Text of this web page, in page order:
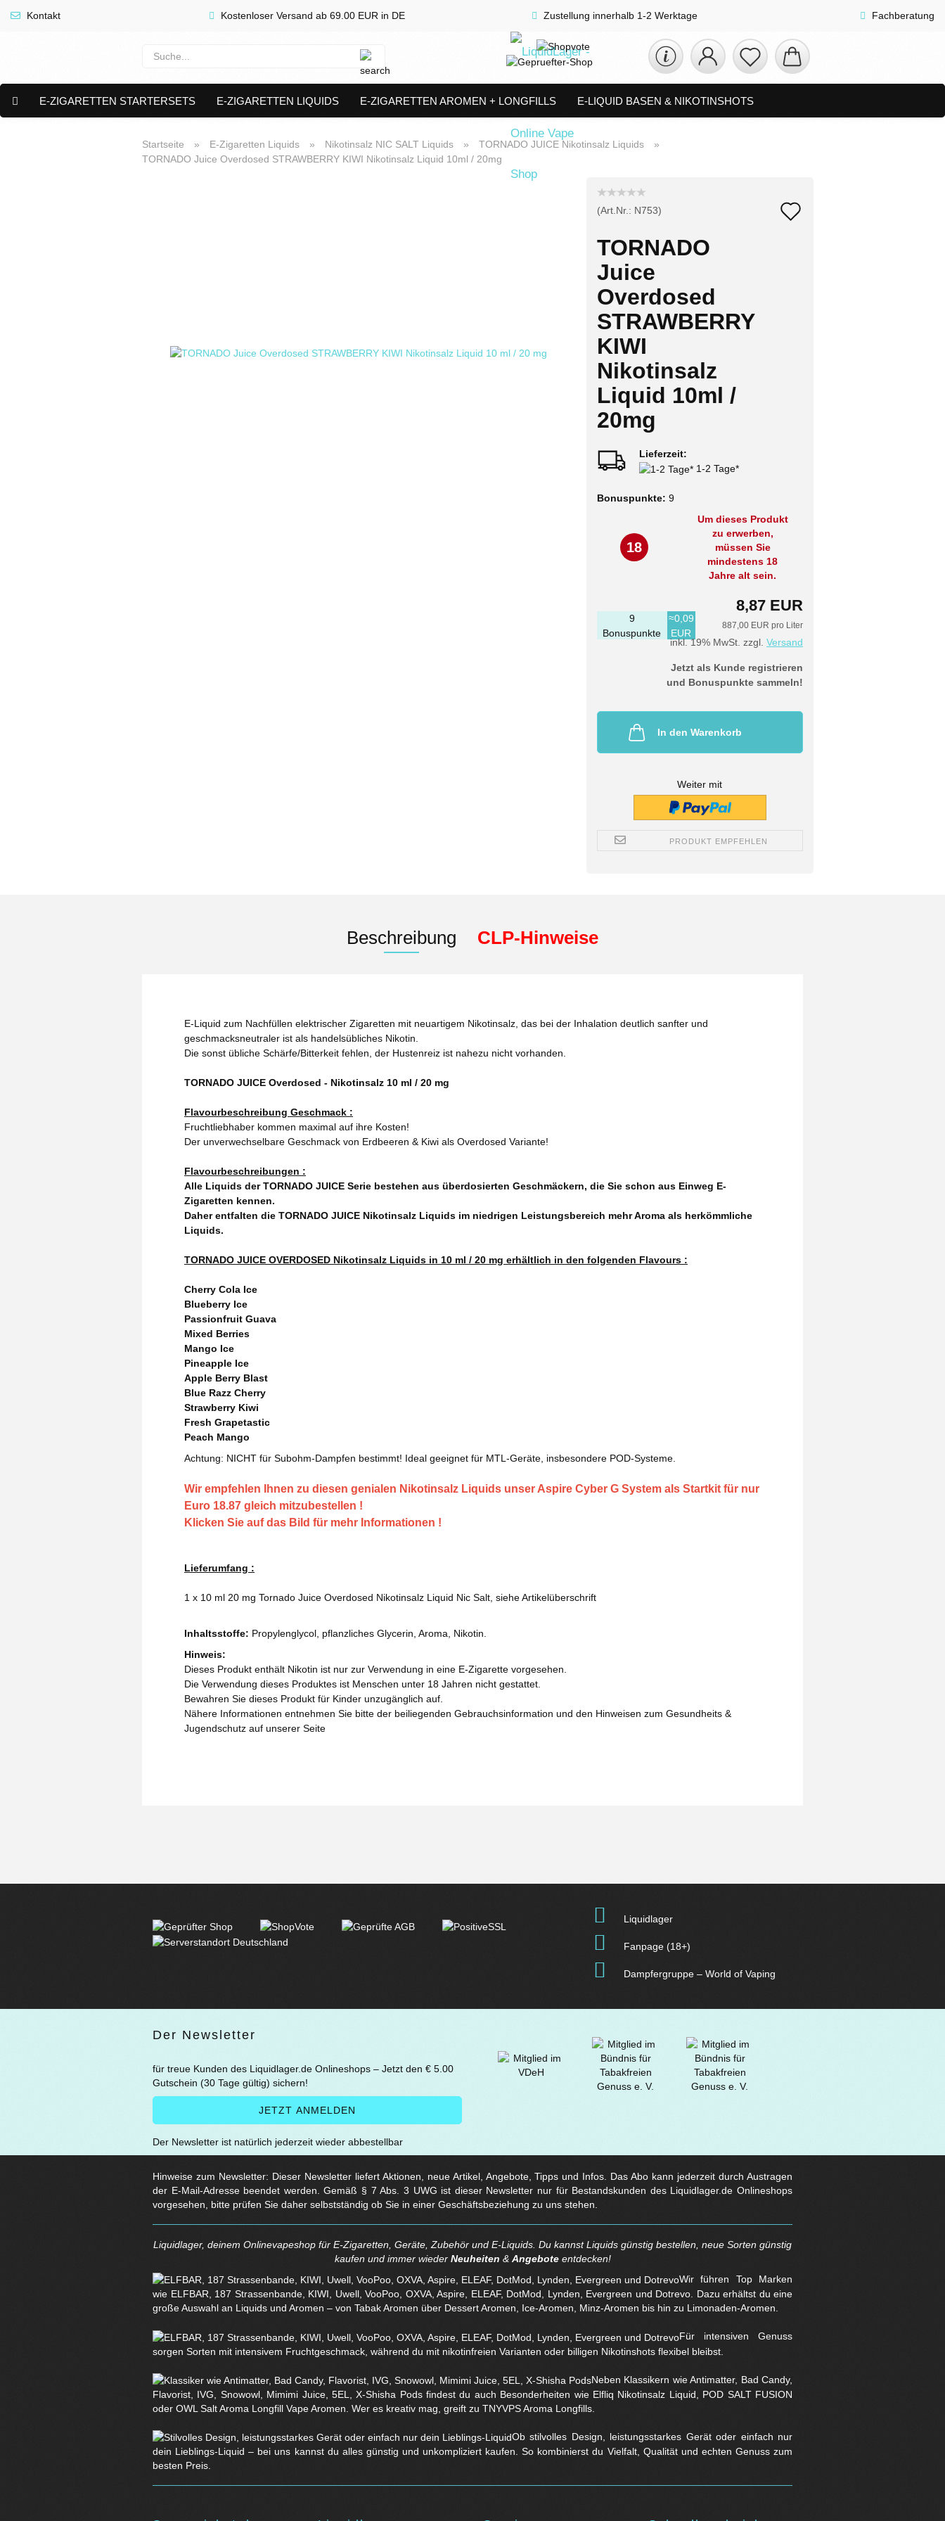
Kontakt Kostenloser Versand ab 69.00 EUR in DE Zustellung innerhalb 1-2 Werktage Fachberatung
E-ZIGARETTEN STARTERSETS E-ZIGARETTEN LIQUIDS E-ZIGARETTEN AROMEN + LONGFILLS E-LIQUID BASEN & NIKOTINSHOTS
VERDAMPFER & COILS AKKUTRÄGER & SETS
Startseite » E-Zigaretten Liquids » Nikotinsalz NIC SALT Liquids » TORNADO JUICE Nikotinsalz Liquids
»
TORNADO Juice Overdosed STRAWBERRY KIWI Nikotinsalz Liquid 10ml / 20mg
(Art.Nr.: N753)
TORNADO
Juice
Overdosed
STRAWBERRY
KIWI
Nikotinsalz
Liquid 10ml /
20mg
Lieferzeit:
1-2 Tage*
Bonuspunkte: 9
18
Um dieses Produkt
zu erwerben,
müssen Sie
mindestens 18
Jahre alt sein.
8,87 EUR
887,00 EUR pro Liter
inkl. 19% MwSt. zzgl. Versand
9
Bonuspunkte
≈0,09
EUR
Jetzt als Kunde registrieren
und Bonuspunkte sammeln!
In den Warenkorb
Weiter mit
PRODUKT EMPFEHLEN
Beschreibung CLP-Hinweise
E-Liquid zum Nachfüllen elektrischer Zigaretten mit neuartigem Nikotinsalz, das bei der Inhalation deutlich sanfter und
geschmacksneutraler ist als handelsübliches Nikotin.
Die sonst übliche Schärfe/Bitterkeit fehlen, der Hustenreiz ist nahezu nicht vorhanden.
TORNADO JUICE Overdosed - Nikotinsalz 10 ml / 20 mg
Flavourbeschreibung Geschmack :
Fruchtliebhaber kommen maximal auf ihre Kosten!
Der unverwechselbare Geschmack von Erdbeeren & Kiwi als Overdosed Variante!
Flavourbeschreibungen :
Alle Liquids der TORNADO JUICE Serie bestehen aus überdosierten Geschmäckern, die Sie schon aus Einweg E-
Zigaretten kennen.
Daher entfalten die TORNADO JUICE Nikotinsalz Liquids im niedrigen Leistungsbereich mehr Aroma als herkömmliche
Liquids.
TORNADO JUICE OVERDOSED Nikotinsalz Liquids in 10 ml / 20 mg erhältlich in den folgenden Flavours :
Cherry Cola Ice
Blueberry Ice
Passionfruit Guava
Mixed Berries
Mango Ice
Pineapple Ice
Apple Berry Blast
Blue Razz Cherry
Strawberry Kiwi
Fresh Grapetastic
Peach Mango
Achtung: NICHT für Subohm-Dampfen bestimmt! Ideal geeignet für MTL-Geräte, insbesondere POD-Systeme.
Wir empfehlen Ihnen zu diesen genialen Nikotinsalz Liquids unser Aspire Cyber G System als Startkit für nur
Euro 18.87 gleich mitzubestellen !
Klicken Sie auf das Bild für mehr Informationen !
Lieferumfang :
1 x 10 ml 20 mg Tornado Juice Overdosed Nikotinsalz Liquid Nic Salt, siehe Artikelüberschrift
Inhaltsstoffe: Propylenglycol, pflanzliches Glycerin, Aroma, Nikotin.
Hinweis:
Dieses Produkt enthält Nikotin ist nur zur Verwendung in eine E-Zigarette vorgesehen.
Die Verwendung dieses Produktes ist Menschen unter 18 Jahren nicht gestattet.
Bewahren Sie dieses Produkt für Kinder unzugänglich auf.
Nähere Informationen entnehmen Sie bitte der beiliegenden Gebrauchsinformation und den Hinweisen zum Gesundheits &
Jugendschutz auf unserer Seite
Liquidlager
Fanpage (18+)
Dampfergruppe – World of Vaping
Der Newsletter
für treue Kunden des Liquidlager.de Onlineshops – Jetzt den € 5.00
Gutschein (30 Tage gültig) sichern!
Der Newsletter ist natürlich jederzeit wieder abbestellbar
Hinweise zum Newsletter: Dieser Newsletter liefert Aktionen, neue Artikel, Angebote, Tipps und Infos. Das Abo kann jederzeit durch Austragen
der E-Mail-Adresse beendet werden. Gemäß § 7 Abs. 3 UWG ist dieser Newsletter nur für Bestandskunden des Liquidlager.de Onlineshops
vorgesehen, bitte prüfen Sie daher selbstständig ob Sie in einer Geschäftsbeziehung zu uns stehen.
Liquidlager, deinem Onlinevapeshop für E-Zigaretten, Geräte, Zubehör und E-Liquids. Du kannst Liquids günstig bestellen, neue Sorten günstig
kaufen und immer wieder Neuheiten & Angeboteentdecken!
Wir führen Top Marken
wie ELFBAR, 187 Strassenbande, KIWI, Uwell, VooPoo, OXVA, Aspire, ELEAF, DotMod, Lynden, Evergreen und Dotrevo. Dazu erhältst du eine
große Auswahl an Liquids und Aromen – von Tabak Aromen über Dessert Aromen, Ice-Aromen, Minz-Aromen bis hin zu Limonaden-Aromen.
Für intensiven Genuss
sorgen Sorten mit intensivem Fruchtgeschmack, während du mit nikotinfreien Varianten oder billigen Nikotinshots flexibel bleibst.
Neben Klassikern wie Antimatter, Bad Candy,
Flavorist, IVG, Snowowl, Mimimi Juice, 5EL, X-Shisha Pods findest du auch Besonderheiten wie Elfliq Nikotinsalz Liquid, POD SALT FUSION
oder OWL Salt Aroma Longfill Vape Aromen. Wer es kreativ mag, greift zu TNYVPS Aroma Longfills.
Ob stilvolles Design, leistungsstarkes Gerät oder einfach nur
dein Lieblings-Liquid – bei uns kannst du alles günstig und unkompliziert kaufen. So kombinierst du Vielfalt, Qualität und echten Genuss zum
besten Preis.